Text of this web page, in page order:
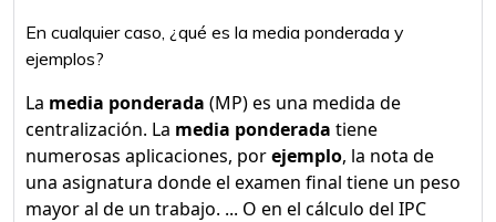
En cualquier caso, ¿qué es la media ponderada y
ejemplos?
La media ponderada (MP) es una medida de
centralización. La media ponderada tiene
numerosas aplicaciones, porejemplo, la nota de
una asignatura donde el examen final tiene un peso
mayor al de un trabajo. ... O en el cálculo del IPC